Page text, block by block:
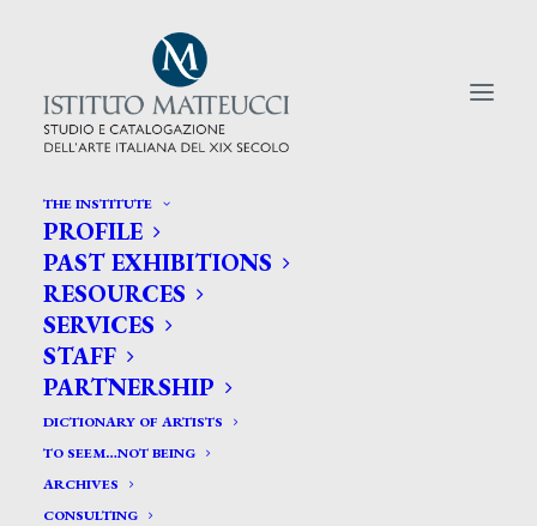
THE INSTITUTE
PROFILE
PAST EXHIBITIONS
RESOURCES
SERVICES
STAFF
PARTNERSHIP
DICTIONARY OF ARTISTS
TO SEEM…NOT BEING
ARCHIVES
CONSULTING
CERCA TRA GLI ARTISTI:
Search
for: